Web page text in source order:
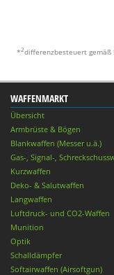
*2differenzbesteuert gemäß
WAFFENMARKT
Übersicht
Armbrüste & Bögen
Blankwaffen (Messer u.ä.)
Gas-, Signal-,
Kurzwaffen
Deko- & Salutwaffen
Langwaffen
Luftdruck- und CO2-Waffen
Munition
Optik
Schalldämpfer
Softairwaffen (Airsoftgun)